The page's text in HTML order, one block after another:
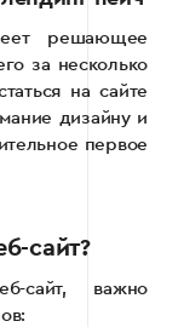
решающее
за несколько
на сайте
дизайну и
первое
сайт?
сайт, важно